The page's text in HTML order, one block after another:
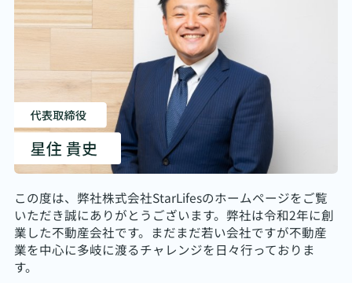
この度は、弊社株式会社StarLifesのホームページをご覧
いただき誠にありがとうございます。弊社は令和2年に創
業した不動産会社です。まだまだ若い会社ですが不動産
業を中心に多岐に渡るチャレンジを日々行っておりま
す。